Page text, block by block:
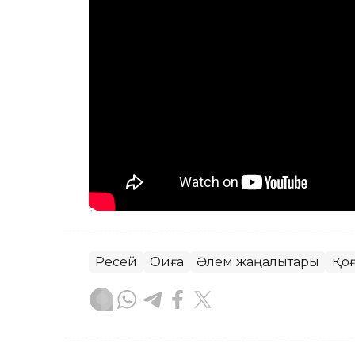
Ресей Оқиға Әлем жаңалықтары